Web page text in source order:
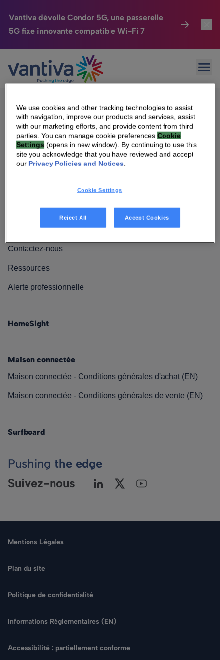
Vantiva dévoile Condor 5G, une passerelle
5G fixe innovante compatible Wi-Fi 7
Passer au contenu principal
Maison Connectée
HomeSight
Entreprise
Nos Engagements
Rechercher
Sorry, no results were found.
Rechercher :
Qui sommes-nous
Relations investisseurs
Nos engagements
Contactez-nous
Ressources
Alerte professionnelle
HomeSight
Maison connectée
Maison connectée - Conditions générales d'achat (EN)
Maison connectée - Conditions générales de vente (EN)
Surfboard
Pushing the edge
Suivez-nous
Mentions Légales
Plan du site
Politique de confidentialité
Informations Réglementaires (EN)
Accessibilité : partiellement conforme
We use cookies and other tracking technologies to assist
with navigation, improve our products and services, assist
with our marketing efforts, and provide content from third
parties. You can manage cookie preferencesCookie
Settings (opens in new window). By continuing to use this
site you acknowledge that you have reviewed and accept
our Privacy Policies and Notices.
Cookie Settings
Reject All Accept Cookies